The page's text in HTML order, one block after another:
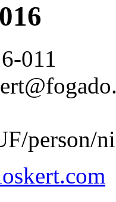
011
person/